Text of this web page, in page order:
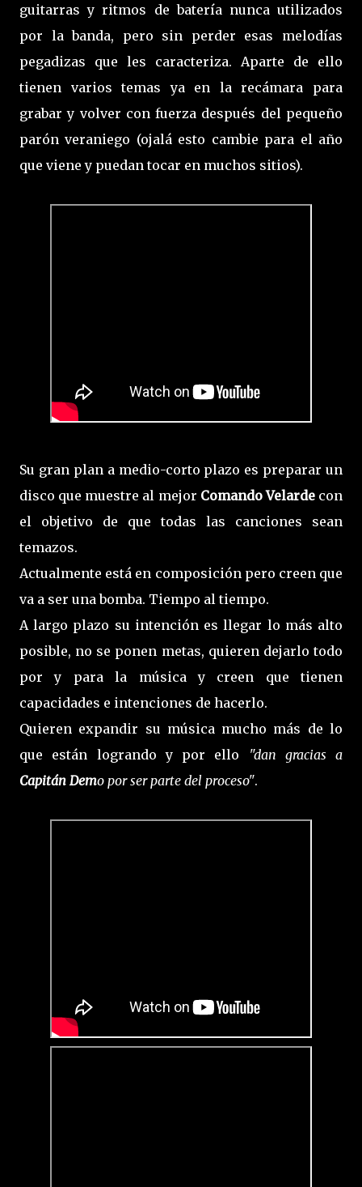
guitarras y ritmos de batería nunca utilizados
por la banda, pero sin perder esas melodías
pegadizas que les caracteriza. Aparte de ello
tienen varios temas ya en la recámara para
grabar y volver con fuerza después del pequeño
parón veraniego (ojalá esto cambie para el año
que viene y puedan tocar en muchos sitios).
Su gran plan a medio-corto plazo es preparar un
disco que muestre al mejor Comando Velardecon
el objetivo de que todas las canciones sean
temazos.
Actualmente está en composición pero creen que
va a ser una bomba. Tiempo al tiempo.
A largo plazo su intención es llegar lo más alto
posible, no se ponen metas, quieren dejarlo todo
por y para la música y creen que tienen
capacidades e intenciones de hacerlo.
Quieren expandir su música mucho más de lo
que están logrando y por ello
"dan gracias a
Capitán Demo por ser parte del proceso".